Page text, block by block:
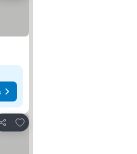
Partilhar
Adicionar aos favoritos